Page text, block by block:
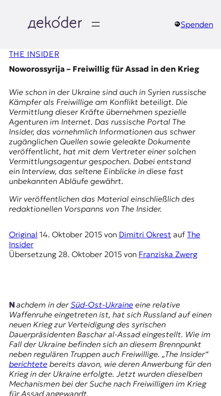
springen
e
k
o
d
e
r
|
D
K
O
E
R
W
i
s
s
e
Spenden
THE INSIDER
Noworossyrija – Freiwillig für Assad in den Krieg
Wie schon in der Ukraine sind auch in Syrien russische
Kämpfer als Freiwillige am Konflikt beteiligt. Die
Vermittlung dieser Kräfte übernehmen spezielle
Agenturen im Internet. Das russische Portal The
Insider, das vornehmlich Informationen aus schwer
zugänglichen Quellen sowie geleakte Dokumente
veröffentlicht, hat mit dem Vertreter einer solchen
Vermittlungsagentur gespochen. Dabei entstand
ein Interview, das seltene Einblicke in diese fast
unbekannten Abläufe gewährt.
Wir veröffentlichen das Material einschließlich des
redaktionellen Vorspanns von The Insider.
Original 14. Oktober 2015von Dimitri Okrest auf The
Insider
Übersetzung 28. Oktober 2015von Franziska Zwerg
Nachdem in derSüd-Ost-Ukraineeine relative
Waffenruhe eingetreten ist, hat sich Russland auf einen
neuen Krieg zur Verteidigung des syrischen
Dauerpräsidenten Baschar al-Assad eingestellt. Wie im
Fall der Ukraine befinden sich an diesem Brennpunkt
neben regulären Truppen auch Freiwillige. „The Insider“
berichtetebereits davon, wie deren Anwerbung für den
Krieg in der Ukraine erfolgte. Jetzt wurden dieselben
Mechanismen bei der Suche nach Freiwilligen im Krieg
für Assad angewandt.